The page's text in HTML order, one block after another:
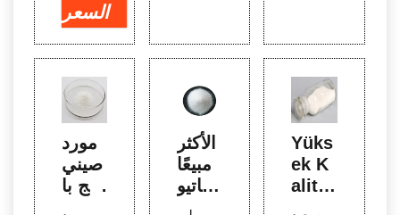
السعر
مورد
صيني
ينتج با
الأكثر
مبيعًا
كاتيو
ني با
Yüks
ek K
alitel